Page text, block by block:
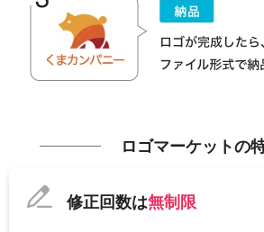
ロゴマーケットの
修正回数は無制限